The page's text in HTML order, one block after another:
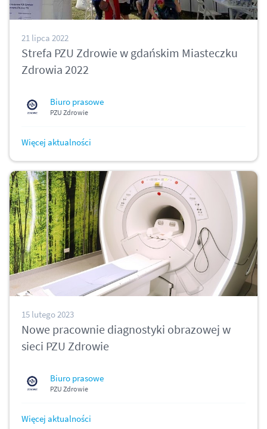
21 lipca 2022
Strefa PZU Zdrowie w gdańskim Miasteczku
Zdrowia 2022
Biuro prasowe
PZU Zdrowie
Więcej aktualności
15 lutego 2023
Nowe pracownie diagnostyki obrazowej w
sieci PZU Zdrowie
Biuro prasowe
PZU Zdrowie
Więcej aktualności